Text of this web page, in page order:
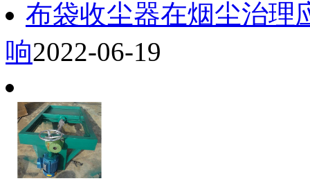
布袋收尘器在烟尘治理
响2022-06-19